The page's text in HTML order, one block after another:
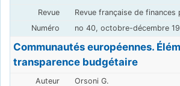
Revue française de finances
no 40, octobre-décembre
Communautés européennes.
transparence budgétaire
Orsoni G.